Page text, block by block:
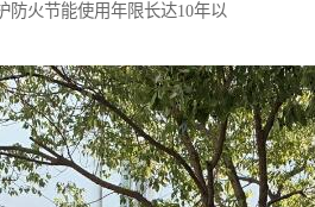
防火节能使用年限长达10年以